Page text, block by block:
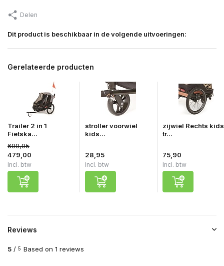
Delen
Dit product is beschikbaar in de volgende uitvoeringen:
Gerelateerde producten
Trailer 2 in 1
Fietska...
699,95
479,00
Incl. btw
stroller voorwiel
kids...
28,95
Incl. btw
zijwiel Rechts kids
tr...
75,90
Incl. btw
Reviews
5 / 5 Based on 1 reviews